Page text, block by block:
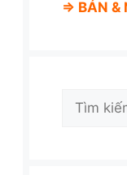
⇒ BÁN &
Tìm
kiếm